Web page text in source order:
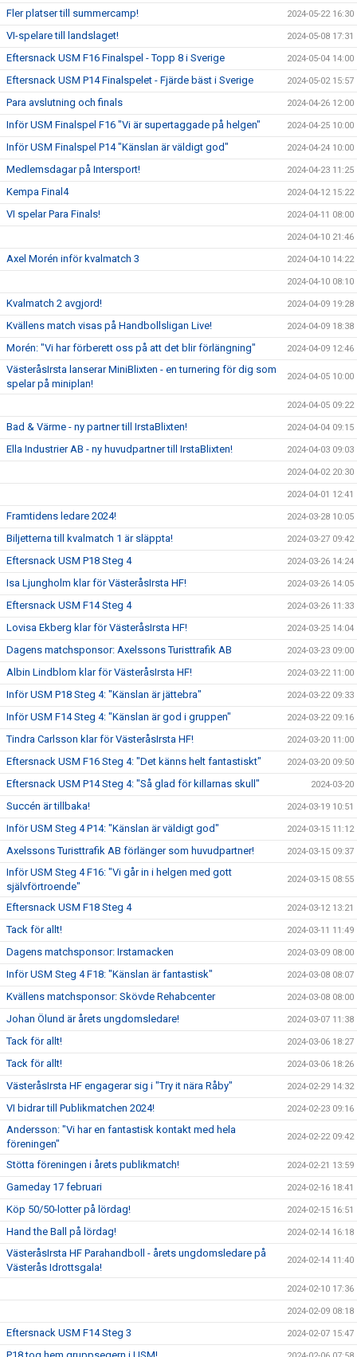
Fler platser till summercamp! 2024-05-22 16:30
VI-spelare till landslaget! 2024-05-08 17:31
Eftersnack USM F16 Finalspel - Topp 8 i Sverige 2024-05-04 14:00
Eftersnack USM P14 Finalspelet - Fjärde bäst i Sverige 2024-05-02 15:57
Para avslutning och finals 2024-04-26 12:00
Inför USM Finalspel F16 "Vi är supertaggade på helgen" 2024-04-25 10:00
Inför USM Finalspel P14 "Känslan är väldigt god" 2024-04-24 10:00
Medlemsdagar på Intersport! 2024-04-23 11:25
Kempa Final4 2024-04-12 15:22
VI spelar Para Finals! 2024-04-11 08:00
2024-04-10 21:46
Axel Morén inför kvalmatch 3 2024-04-10 14:22
2024-04-10 08:10
Kvalmatch 2 avgjord! 2024-04-09 19:28
Kvällens match visas på Handbollsligan Live! 2024-04-09 18:38
Morén: "Vi har förberett oss på att det blir förlängning" 2024-04-09 12:46
VästeråsIrsta lanserar MiniBlixten - en turnering för dig som
spelar på miniplan!
2024-04-05 10:00
2024-04-05 09:22
Bad & Värme - ny partner till IrstaBlixten! 2024-04-04 09:15
Ella Industrier AB - ny huvudpartner till IrstaBlixten! 2024-04-03 09:03
2024-04-02 20:30
2024-04-01 12:41
Framtidens ledare 2024! 2024-03-28 10:05
Biljetterna till kvalmatch 1 är släppta! 2024-03-27 09:42
Eftersnack USM P18 Steg 4 2024-03-26 14:24
Isa Ljungholm klar för VästeråsIrsta HF! 2024-03-26 14:05
Eftersnack USM F14 Steg 4 2024-03-26 11:33
Lovisa Ekberg klar för VästeråsIrsta HF! 2024-03-25 14:04
Dagens matchsponsor: Axelssons Turisttrafik AB 2024-03-23 09:00
Albin Lindblom klar för VästeråsIrsta HF! 2024-03-22 11:00
Inför USM P18 Steg 4: "Känslan är jättebra" 2024-03-22 09:33
Inför USM F14 Steg 4: "Känslan är god i gruppen" 2024-03-22 09:16
Tindra Carlsson klar för VästeråsIrsta HF! 2024-03-20 11:00
Eftersnack USM F16 Steg 4: "Det känns helt fantastiskt" 2024-03-20 09:50
Eftersnack USM P14 Steg 4: "Så glad för killarnas skull" 2024-03-20
Succén är tillbaka! 2024-03-19 10:51
Inför USM Steg 4 P14: "Känslan är väldigt god" 2024-03-15 11:12
Axelssons Turisttrafik AB förlänger som huvudpartner! 2024-03-15 09:37
Inför USM Steg 4 F16: "Vi går in i helgen med gott
självförtroende"
2024-03-15 08:55
Eftersnack USM F18 Steg 4 2024-03-12 13:21
Tack för allt! 2024-03-11 11:49
Dagens matchsponsor: Irstamacken 2024-03-09 08:00
Inför USM Steg 4 F18: "Känslan är fantastisk" 2024-03-08 08:07
Kvällens matchsponsor: Skövde Rehabcenter 2024-03-08 08:00
Johan Ölund är årets ungdomsledare! 2024-03-07 11:38
Tack för allt! 2024-03-06 18:27
Tack för allt! 2024-03-06 18:26
VästeråsIrsta HF engagerar sig i "Try it nära Råby" 2024-02-29 14:32
VI bidrar till Publikmatchen 2024! 2024-02-23 09:16
Andersson: "Vi har en fantastisk kontakt med hela
föreningen"
2024-02-22 09:42
Stötta föreningen i årets publikmatch! 2024-02-21 13:59
Gameday 17 februari 2024-02-16 18:41
Köp 50/50-lotter på lördag! 2024-02-15 16:51
Hand the Ball på lördag! 2024-02-14 16:18
VästeråsIrsta HF Parahandboll - årets ungdomsledare på
Västerås Idrottsgala!
2024-02-14 11:40
2024-02-10 17:36
2024-02-09 08:18
Eftersnack USM F14 Steg 3 2024-02-07 15:47